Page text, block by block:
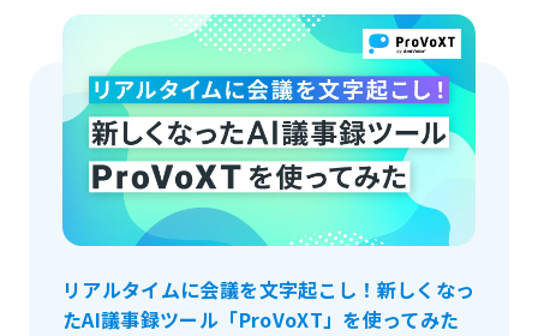
リアルタイムに会議を文字起こし！新しくなっ
たAI議事録ツール「ProVoXT」を使ってみた